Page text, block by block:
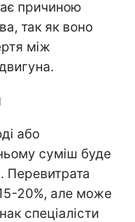
причиною
так як воно
між
або
суміш буде
Перевитрата
20%, але може
спеціалісти